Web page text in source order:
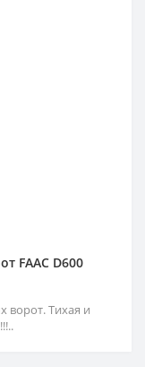
FAAC D600
ворот. Тихая и